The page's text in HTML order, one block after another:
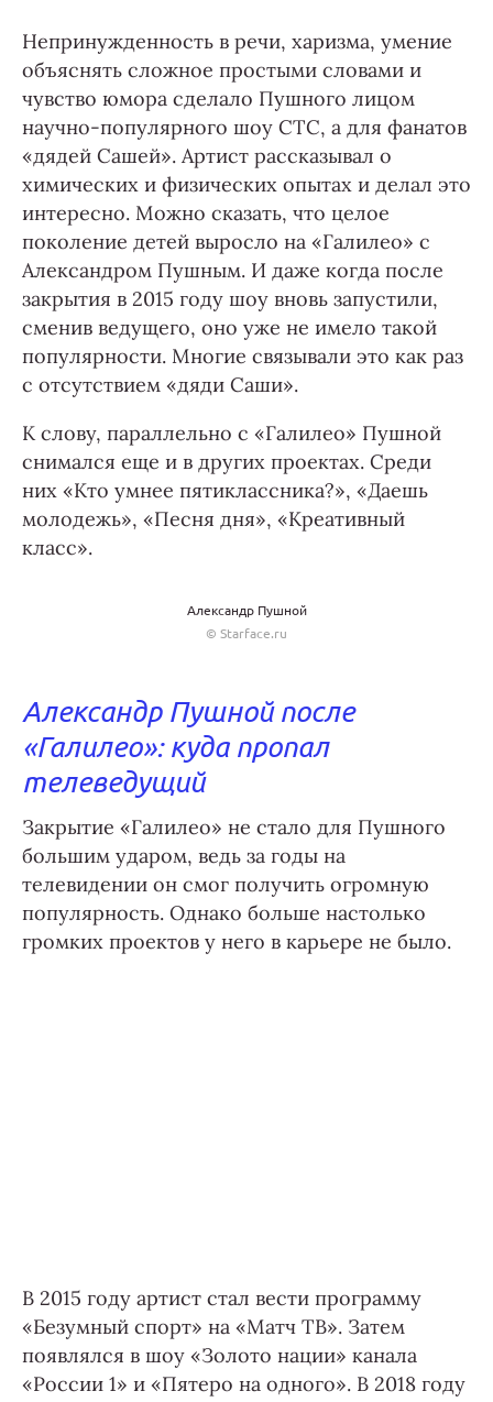
Непринужденность в речи, харизма, умение
объяснять сложное простыми словами и
чувство юмора сделало Пушного лицом
научно-популярного шоу СТС, а для фанатов
«дядей Сашей». Артист рассказывал о
химических и физических опытах и делал это
интересно. Можно сказать, что целое
поколение детей выросло на «Галилео» с
Александром Пушным. И даже когда после
закрытия в 2015 году шоу вновь запустили,
сменив ведущего, оно уже не имело такой
популярности. Многие связывали это как раз
с отсутствием «дяди Саши».
К слову, параллельно с «Галилео» Пушной
снимался еще и в других проектах. Среди
них «Кто умнее пятиклассника?», «Даешь
молодежь», «Песня дня», «Креативный
класс».
Александр Пушной
© Starface.ru
Александр Пушной после
«Галилео»: куда пропал
телеведущий
Закрытие «Галилео» не стало для Пушного
большим ударом, ведь за годы на
телевидении он смог получить огромную
популярность. Однако больше настолько
громких проектов у него в карьере не было.
В 2015 году артист стал вести программу
«Безумный спорт» на «Матч ТВ». Затем
появлялся в шоу «Золото нации» канала
«России 1» и «Пятеро на одного». В 2018 году